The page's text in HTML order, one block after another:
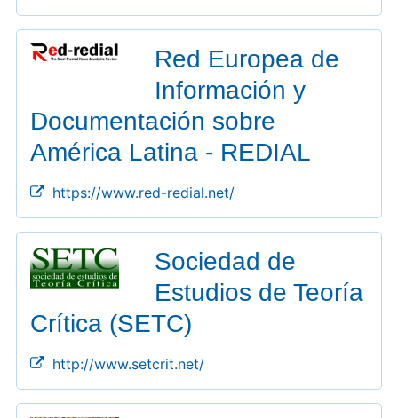
Red Europea de
Información y
Documentación sobre
América Latina - REDIAL
https://www.red-redial.net/
Sociedad de
Estudios de Teoría
Crítica (SETC)
http://www.setcrit.net/